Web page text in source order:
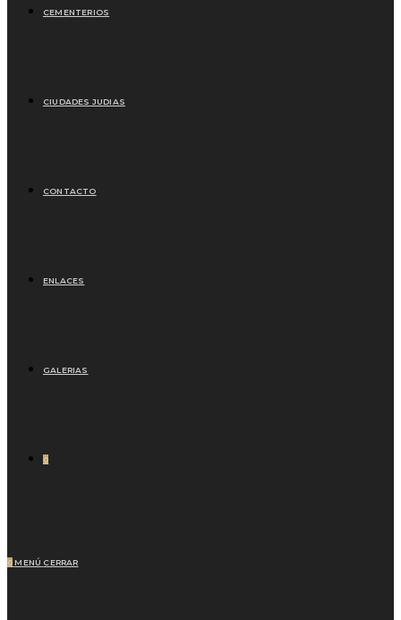
CEMENTERIOS
CIUDADES JUDIAS
CONTACTO
ENLACES
GALERIAS
0
0 MENÚ CERRAR